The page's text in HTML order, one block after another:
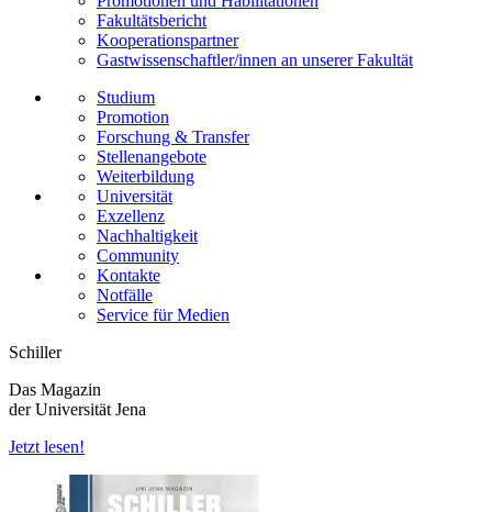
Fakultätsbericht
Kooperationspartner
Gastwissenschaftler/innen an unserer Fakultät
Studium
Promotion
Forschung & Transfer
Stellenangebote
Weiterbildung
Universität
Exzellenz
Nachhaltigkeit
Community
Kontakte
Notfälle
Service für Medien
Schiller
Das Magazin
der Universität Jena
Jetzt lesen!